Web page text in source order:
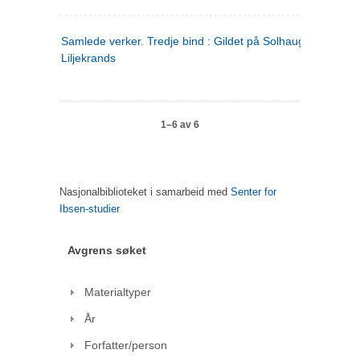
Samlede verker. Tredje bind : Gildet på Solhaug ; Olaf
Liljekrands
1–6 av 6
Nasjonalbiblioteket i samarbeid med Senter for
Ibsen-studier
Avgrens søket
Materialtyper
År
Forfatter/person